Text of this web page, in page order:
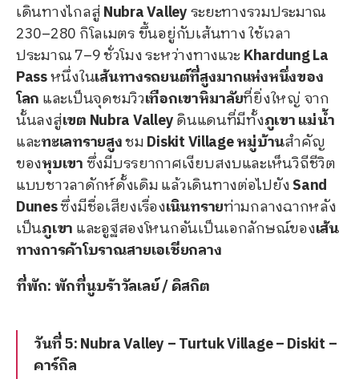
เดินทางไกลสู่Nubra Valleyระยะทางรวมประมาณ
230–280 กิโลเมตร ขึ้นอยู่กับเส้นทาง ใช้เวลา
ประมาณ 7–9 ชั่วโมง ระหว่างทางแวะ Khardung La
Passหนึ่งในเส้นทางรถยนต์ที่สูงมากแห่งหนึ่งของ
โลก และเป็นจุดชมวิวเทือกเขาหิมาลัยที่ยิ่งใหญ่ จาก
นั้นลงสู่เขต Nubra Valleyดินแดนที่มีทั้งภูเขาแม่น้ำ
และทะเลทรายสูงชมDiskit Villageหมู่บ้านสำคัญ
ของหุบเขาซึ่งมีบรรยากาศเงียบสงบและเห็นวิถีชีวิต
แบบชาวลาดักห์ดั้งเดิม แล้วเดินทางต่อไปยังSand
Dunesซึ่งมีชื่อเสียงเรื่องเนินทรายท่ามกลางฉากหลัง
เป็นภูเขา และอูฐสองโหนกอันเป็นเอกลักษณ์ของเส้น
ทางการค้าโบราณสายเอเชียกลาง
ที่พัก: พักที่นูบร้าวัลเลย์ / ดิสกิต
วันที่ 5: Nubra Valley – Turtuk Village – Diskit –
คาร์กิล